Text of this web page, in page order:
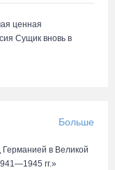
ценная
Сущик вновь в
Больше
в Великой
гг.»